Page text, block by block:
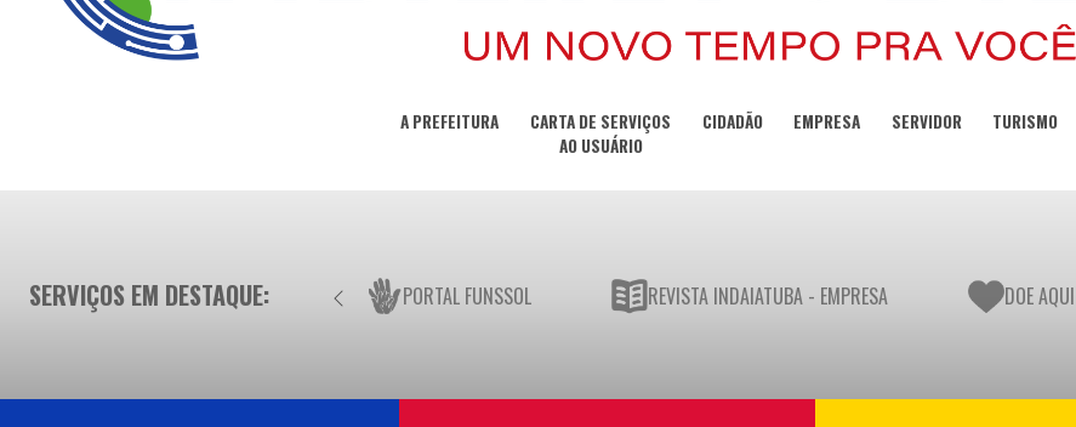
A PREFEITURA
CARTA DE SERVIÇOS
AO USUÁRIO
CIDADÃO EMPRESA SERVIDOR TURISMO
SERVIÇOS EM DESTAQUE: PORTAL FUNSSOL REVISTA INDAIATUBA - EMPRESA DOE AQUI